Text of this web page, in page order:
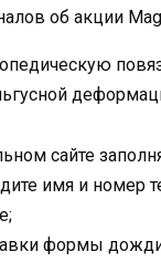
об акции
сайте
имя и номер
формы